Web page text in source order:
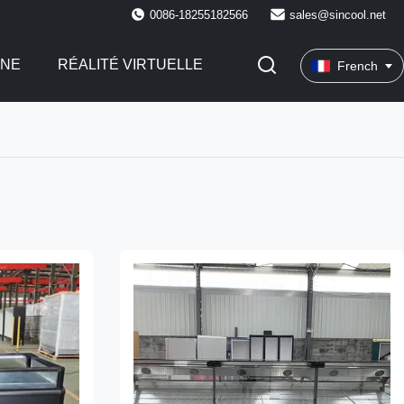
0086-18255182566 sales@sincool.net
RÉALITÉ VIRTUELLE French